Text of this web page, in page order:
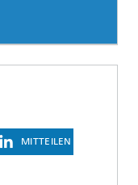
MITTEILEN